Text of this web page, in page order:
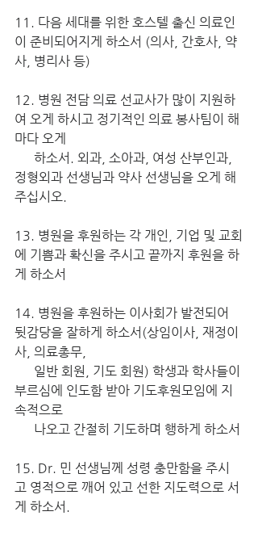
11. 다음 세대를 위한 호스텔 출신 의료인
이 준비되어지게 하소서 (의사, 간호사, 약
사, 병리사 등)
12. 병원 전담 의료 선교사가 많이 지원하
여 오게 하시고 정기적인 의료 봉사팀이 해
마다 오게
정형외과 선생님과 약사 선생님을 오게 해
주십시오.
13. 병원을 후원하는 각 개인, 기업 및 교회
에 기쁨과 확신을 주시고 끝까지 후원을 하
게 하소서
14. 병원을 후원하는 이사회가 발전되어
뒷감당을 잘하게 하소서(상임이사, 재정이
사, 의료총무,
부르심에 인도함 받아 기도후원모임에 지
속적으로
      나오고 간절히 기도하며 행하게 하소서
15. Dr. 민 선생님께 성령 충만함을 주시
고 영적으로 깨어 있고 선한 지도력으로 서
게 하소서.